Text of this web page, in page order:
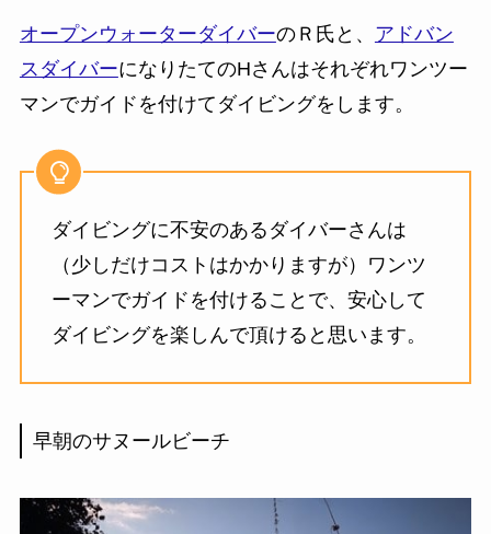
オープンウォーターダイバーのＲ氏と、 アドバン
スダイバーになりたてのHさんはそれぞれワンツー
マンでガイドを付けてダイビングをします。
ダイビングに不安のあるダイバーさんは
（少しだけコストはかかりますが）ワンツ
ーマンでガイドを付けることで、安心して
ダイビングを楽しんで頂けると思います。
早朝のサヌールビーチ